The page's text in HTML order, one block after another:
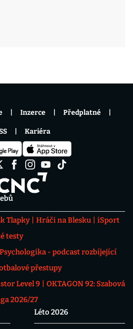
Tlapky Hráči na Blesku
iSport
testy
Psychologika - podcast rozbíjející
přestupy
Level 9
OKTAGON 92: Szabová
2026/27
Léto 2026
Inzerce Předplatné
Kariéra